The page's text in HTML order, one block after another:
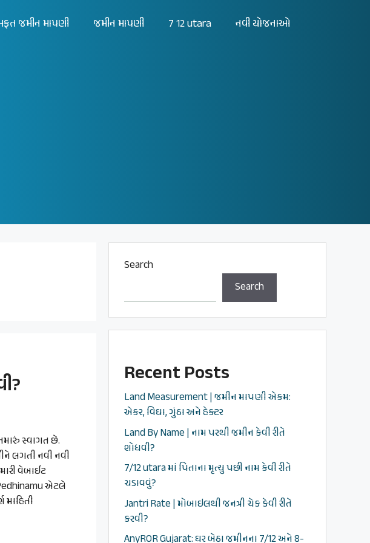
જમીન માપણી જમીન માપણી 7 12 utara નવી યોજનાઓ
સ્વાગત છે.
લગતી નવી નવી
વેબાઈટ
એટલે
માહિતી
Search
Search
Recent Posts
Land Measurement | જમીન માપણી એકમ:
એકર, વિઘા, ગુંઠા અને હેક્ટર
Land By Name | નામ પરથી જમીન કેવી રીતે
શોધવી?
7/12 utara માં પિતાના મૃત્યુ પછી નામ કેવી રીતે
ચડાવવું?
Jantri Rate | મોબાઇલથી જનત્રી ચેક કેવી રીતે
કરવી?
AnyROR Gujarat: ઘર બેઠા જમીનના 7/12 અને 8-